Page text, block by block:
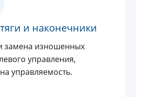
и наконечники
замена изношенных
управления,
управляемость.